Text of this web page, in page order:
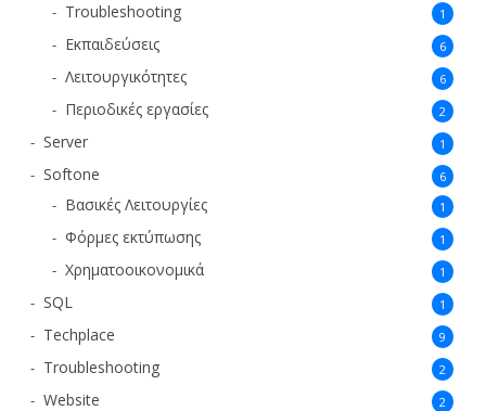
Troubleshooting 1
Εκπαιδεύσεις 6
Λειτουργικότητες 6
Περιοδικές εργασίες 2
Server 1
Softone 6
Βασικές Λειτουργίες 1
Φόρμες εκτύπωσης 1
Χρηματοοικονομικά 1
SQL 1
Techplace 9
Troubleshooting 2
Website 2